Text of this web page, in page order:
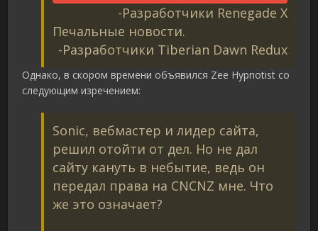
-Разработчики Renegade X
Печальные новости.
-Разработчики Tiberian Dawn Redux
Однако, в скором времени объявился Zee Hypnotist со
следующим изречением:
Sonic, вебмастер и лидер сайта,
решил отойти от дел. Но не дал
сайту кануть в небытие, ведь он
передал права на CNCNZ мне. Что
же это означает?